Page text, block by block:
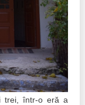
trei, într-o eră a